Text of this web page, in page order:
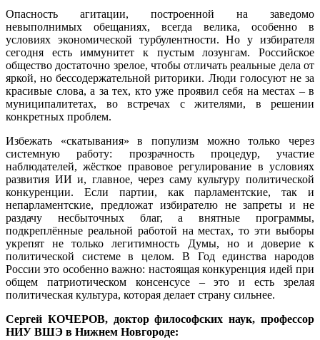
Опасность агитации, построенной на заведомо
невыполнимых обещаниях, всегда велика, особенно в
условиях экономической турбулентности. Но у избирателя
сегодня есть иммунитет к пустым лозунгам. Российское
общество достаточно зрелое, чтобы отличать реальные дела от
яркой, но бессодержательной риторики. Люди голосуют не за
красивые слова, а за тех, кто уже проявил себя на местах – в
муниципалитетах, во встречах с жителями, в решении
конкретных проблем.
Избежать «скатывания» в популизм можно только через
системную работу: прозрачность процедур, участие
наблюдателей, жёсткое правовое регулирование в условиях
развития ИИ и, главное, через саму культуру политической
конкуренции. Если партии, как парламентские, так и
непарламентские, предложат избирателю не запреты и не
раздачу несбыточных благ, а внятные программы,
подкреплённые реальной работой на местах, то эти выборы
укрепят не только легитимность Думы, но и доверие к
политической системе в целом. В Год единства народов
России это особенно важно: настоящая конкуренция идей при
общем патриотическом консенсусе – это и есть зрелая
политическая культура, которая делает страну сильнее.
Сергей КОЧЕРОВ, доктор философских наук, профессор
НИУ ВШЭ в Нижнем Новгороде: